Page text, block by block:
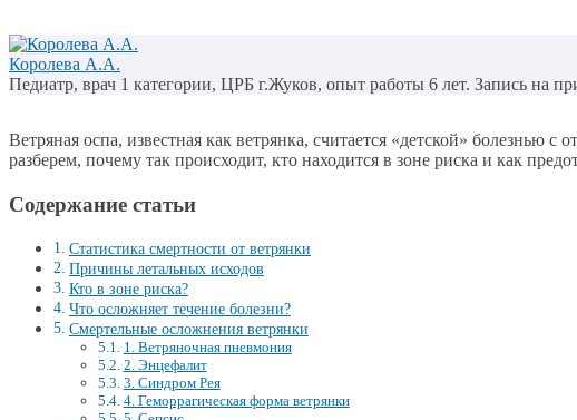
Королева А.А.
Педиатр, врач 1 категории, ЦРБ г.Жуков, опыт работы 6 лет. Запись на
Ветряная оспа, известная как ветрянка, считается «детской» болезнью
разберем, почему так происходит, кто находится в зоне риска и как
Содержание статьи
Статистика смертности от ветрянки
Причины летальных исходов
Кто в зоне риска?
Что осложняет течение болезни?
Смертельные осложнения ветрянки
1. Ветряночная пневмония
2. Энцефалит
3. Синдром Рея
4. Геморрагическая форма ветрянки